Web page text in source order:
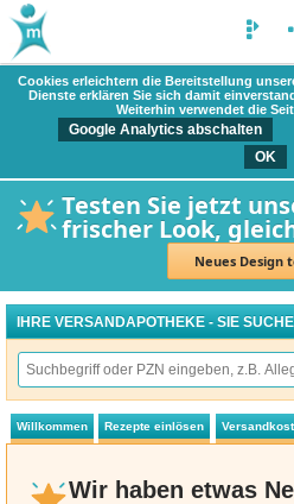
Cookies erleichtern die Bereitstellung
Dienste erklären Sie sich damit
Weiterhin verwendet die
Google Analytics abschalten
OK
Testen Sie jetzt
frischer Look,
Neues Design
IHRE VERSANDAPOTHEKE - SIE
Willkommen Rezepte einlösen
Wir haben etwas